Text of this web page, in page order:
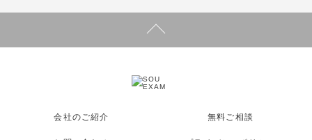
会社のご紹介 無料ご相談